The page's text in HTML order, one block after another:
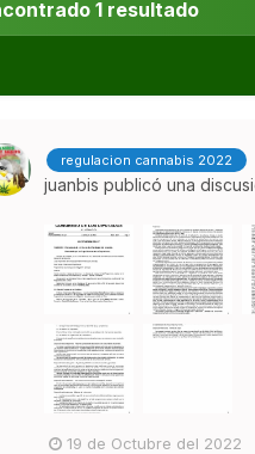
1 resultado
regulacion cannabis 2022
juanbis publicó una
19 de Octubre del 2022